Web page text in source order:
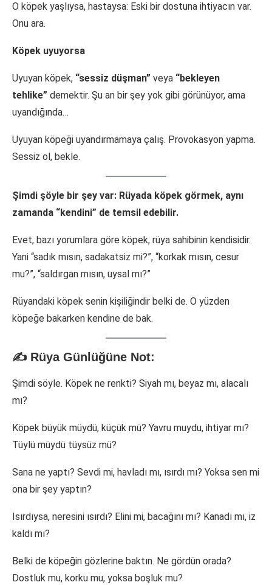
O köpek yaşlıysa, hastaysa: Eski bir dostuna ihtiyacın var.
Onu ara.
Köpek uyuyorsa
Uyuyan köpek, “sessiz düşman” veya “bekleyen
tehlike” demektir. Şu an bir şey yok gibi görünüyor, ama
uyandığında…
Uyuyan köpeği uyandırmamaya çalış. Provokasyon yapma.
Sessiz ol, bekle.
Şimdi şöyle bir şey var: Rüyada köpek görmek, aynı
zamanda “kendini” de temsil edebilir.
Evet, bazı yorumlara göre köpek, rüya sahibinin kendisidir.
Yani “sadık mısın, sadakatsiz mi?”, “korkak mısın, cesur
mu?”, “saldırgan mısın, uysal mı?”
Rüyandaki köpek senin kişiliğindir belki de. O yüzden
köpeğe bakarken kendine de bak.
✍️ Rüya Günlüğüne Not:
Şimdi söyle. Köpek ne renkti? Siyah mı, beyaz mı, alacalı
mı?
Köpek büyük müydü, küçük mü? Yavru muydu, ihtiyar mı?
Tüylü müydü tüysüz mü?
Sana ne yaptı? Sevdi mi, havladı mı, ısırdı mı? Yoksa sen mi
ona bir şey yaptın?
Isırdıysa, neresini ısırdı? Elini mi, bacağını mı? Kanadı mı, iz
kaldı mı?
Belki de köpeğin gözlerine baktın. Ne gördün orada?
Dostluk mu, korku mu, yoksa boşluk mu?